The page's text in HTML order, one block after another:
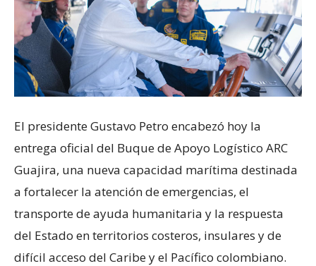
El presidente Gustavo Petro encabezó hoy la
entrega oficial del Buque de Apoyo Logístico ARC
Guajira, una nueva capacidad marítima destinada
a fortalecer la atención de emergencias, el
transporte de ayuda humanitaria y la respuesta
del Estado en territorios costeros, insulares y de
difícil acceso del Caribe y el Pacífico colombiano.